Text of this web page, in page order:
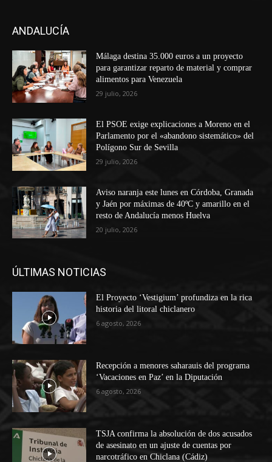
ANDALUCÍA
Málaga destina 35.000 euros a un proyecto
para garantizar reparto de material y comprar
alimentos para Venezuela
29 julio, 2026
El PSOE exige explicaciones a Moreno en el
Parlamento por el «abandono sistemático» del
Polígono Sur de Sevilla
29 julio, 2026
Aviso naranja este lunes en Córdoba, Granada
y Jaén por máximas de 40ºC y amarillo en el
resto de Andalucía menos Huelva
20 julio, 2026
ÚLTIMAS NOTICIAS
El Proyecto ‘Vestigium’ profundiza en la rica
historia del litoral chiclanero
6 agosto, 2026
Recepción a menores saharauis del programa
‘Vacaciones en Paz’ en la Diputación
6 agosto, 2026
TSJA confirma la absolución de dos acusados
de asesinato en un ajuste de cuentas por
narcotráfico en Chiclana (Cádiz)